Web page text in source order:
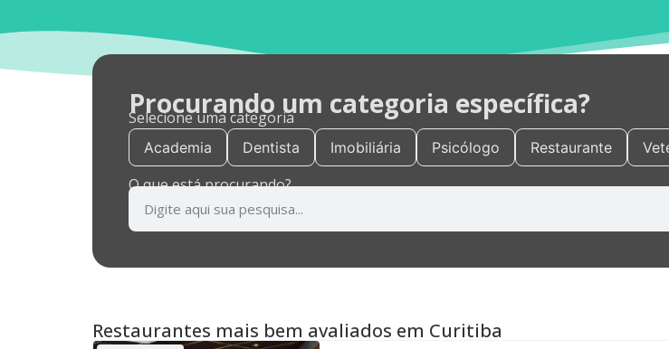
Procurando um categoria específica?
Selecione uma categoria
Academia Dentista Imobiliária Psicólogo Restaurante
O que está procurando?
Restaurantes mais bem avaliados em Curitiba